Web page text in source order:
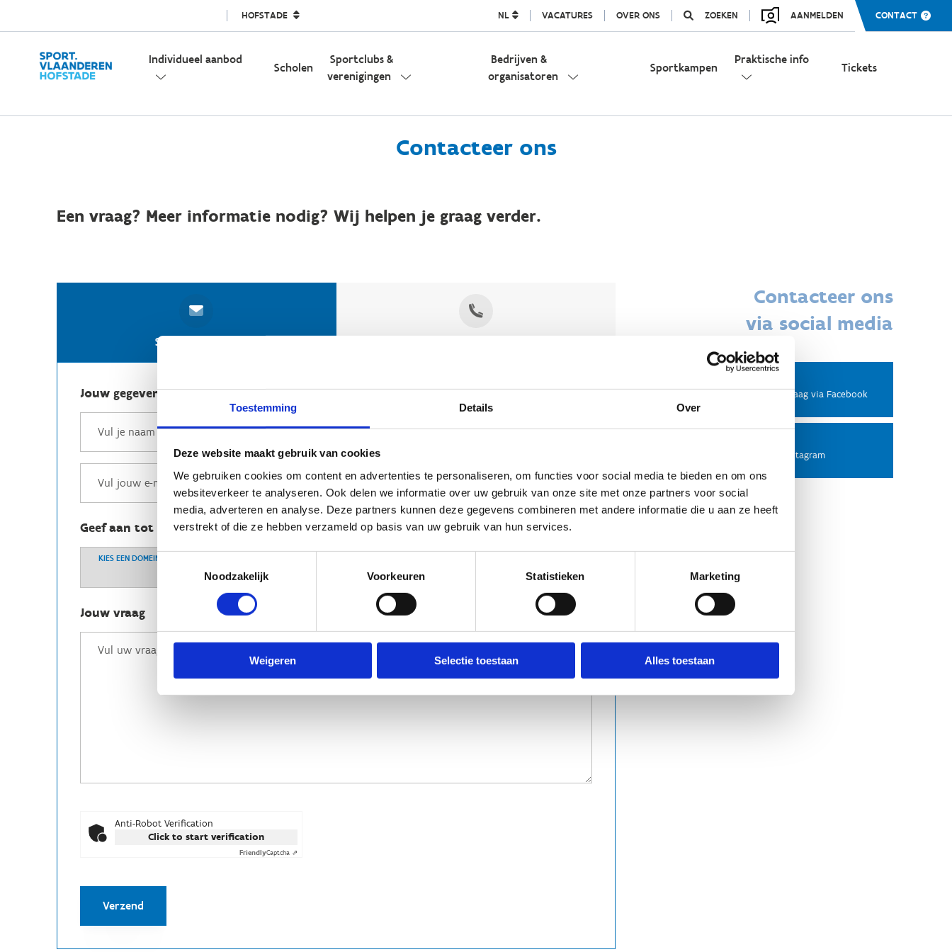
Toestemming Details Over
Deze website maakt gebruik van cookies
We gebruiken cookies om content en advertenties te personaliseren, om functies voor social media te bieden en om ons
websiteverkeer te analyseren. Ook delen we informatie over uw gebruik van onze site met onze partners voor social
media, adverteren en analyse. Deze partners kunnen deze gegevens combineren met andere informatie die u aan ze heeft
verstrekt of die ze hebben verzameld op basis van uw gebruik van hun services.
Toestemmingsselectie
Noodzakelijk
Voorkeuren Statistieken Marketing
Weigeren Selectie toestaan Alles toestaan
HOFSTADE NL VACATURES OVER ONS ZOEKEN AANMELDEN CONTACT
Individueel aanbod
Scholen
Sportclubs &
verenigingen
Bedrijven &
organisatoren
Sportkampen
Praktische info
Tickets
Contacteer ons
Een vraag? Meer informatie nodig? Wij helpen je graag verder.
Stuur een e-mail
Jouw gegevens
Geef aan tot welk domein jouw vraag behoort
KIES EEN DOMEIN
Jouw vraag
Anti-Robot Verification
Click to start verification
FriendlyCaptcha ⇗
Verzend
Contacteer ons
via social media
Stel ons een vraag via Facebook
Volg ons op Instagram